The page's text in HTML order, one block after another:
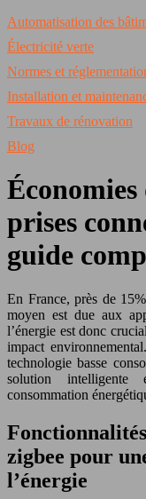
Automatisation des
Électricité verte
Normes et
Installation et
Travaux de rénovation
Blog
Économies
prises
guide
En France, près de
moyen est due aux
l’énergie est donc
impact
technologie basse
solution intelligente
consommation
zigbee pour
l’énergie